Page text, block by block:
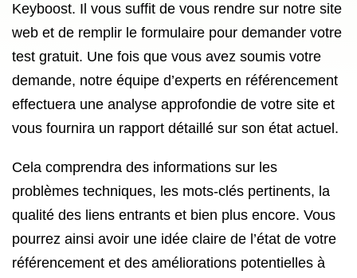
Keyboost. Il vous suffit de vous rendre sur notre site
web et de remplir le formulaire pour demander votre
test gratuit. Une fois que vous avez soumis votre
demande, notre équipe d’experts en référencement
effectuera une analyse approfondie de votre site et
vous fournira un rapport détaillé sur son état actuel.
Cela comprendra des informations sur les
problèmes techniques, les mots-clés pertinents, la
qualité des liens entrants et bien plus encore. Vous
pourrez ainsi avoir une idée claire de l’état de votre
référencement et des améliorations potentielles à